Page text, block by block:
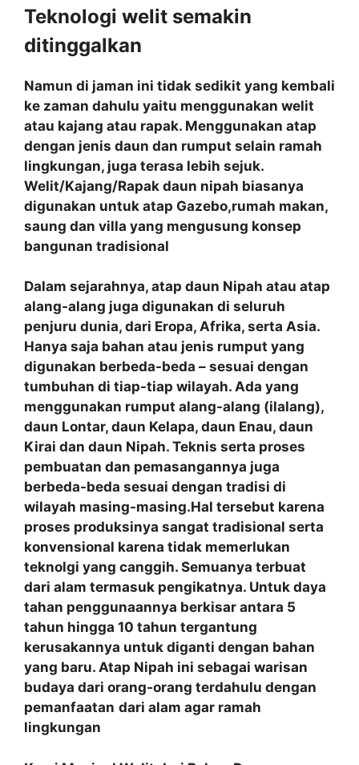
Teknologi welit semakin
ditinggalkan
Namun di jaman ini tidak sedikit yang kembali
ke zaman dahulu yaitu menggunakan welit
atau kajang atau rapak. Menggunakan atap
dengan jenis daun dan rumput selain ramah
lingkungan, juga terasa lebih sejuk.
Welit/Kajang/Rapak daun nipah biasanya
digunakan untuk atap Gazebo,rumah makan,
saung dan villa yang mengusung konsep
bangunan tradisional
Dalam sejarahnya, atap daun Nipah atau atap
alang-alang juga digunakan di seluruh
penjuru dunia, dari Eropa, Afrika, serta Asia.
Hanya saja bahan atau jenis rumput yang
digunakan berbeda-beda – sesuai dengan
tumbuhan di tiap-tiap wilayah. Ada yang
menggunakan rumput alang-alang (ilalang),
daun Lontar, daun Kelapa, daun Enau, daun
Kirai dan daun Nipah. Teknis serta proses
pembuatan dan pemasangannya juga
berbeda-beda sesuai dengan tradisi di
wilayah masing-masing.Hal tersebut karena
proses produksinya sangat tradisional serta
konvensional karena tidak memerlukan
teknolgi yang canggih. Semuanya terbuat
dari alam termasuk pengikatnya. Untuk daya
tahan penggunaannya berkisar antara 5
tahun hingga 10 tahun tergantung
kerusakannya untuk diganti dengan bahan
yang baru. Atap Nipah ini sebagai warisan
budaya dari orang-orang terdahulu dengan
pemanfaatan dari alam agar ramah
lingkungan